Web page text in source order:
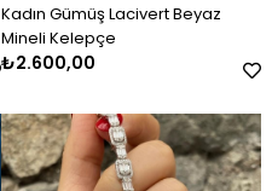
Kadın Gümüş Lacivert Beyaz
Mineli Kelepçe
₺2.600,00